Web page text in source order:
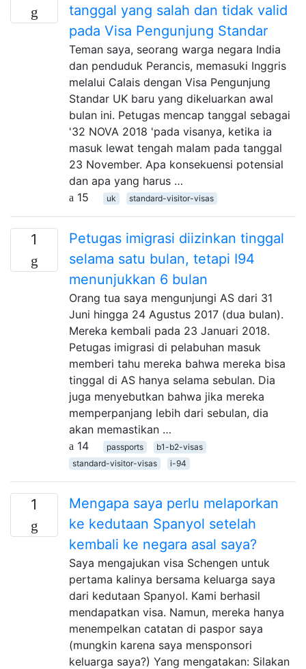
tanggal yang salah dan tidak valid
pada Visa Pengunjung Standar
Teman saya, seorang warga negara India
dan penduduk Perancis, memasuki Inggris
melalui Calais dengan Visa Pengunjung
Standar UK baru yang dikeluarkan awal
bulan ini. Petugas mencap tanggal sebagai
'32 NOVA 2018 'pada visanya, ketika ia
masuk lewat tengah malam pada tanggal
23 November. Apa konsekuensi potensial
dan apa yang harus …
15
uk standard-visitor-visas
1
Petugas imigrasi diizinkan tinggal
selama satu bulan, tetapi I94
menunjukkan 6 bulan
Orang tua saya mengunjungi AS dari 31
Juni hingga 24 Agustus 2017 (dua bulan).
Mereka kembali pada 23 Januari 2018.
Petugas imigrasi di pelabuhan masuk
memberi tahu mereka bahwa mereka bisa
tinggal di AS hanya selama sebulan. Dia
juga menyebutkan bahwa jika mereka
memperpanjang lebih dari sebulan, dia
akan memastikan …
14
passports
b1-b2-visas
standard-visitor-visas
i-94
1
Mengapa saya perlu melaporkan
ke kedutaan Spanyol setelah
kembali ke negara asal saya?
Saya mengajukan visa Schengen untuk
pertama kalinya bersama keluarga saya
dari kedutaan Spanyol. Kami berhasil
mendapatkan visa. Namun, mereka hanya
menempelkan catatan di paspor saya
(mungkin karena saya mensponsori
keluarga saya?) Yang mengatakan: Silakan